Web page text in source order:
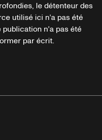
le détenteur des
utilisé ici n'a pas été
n'a pas été
par écrit.